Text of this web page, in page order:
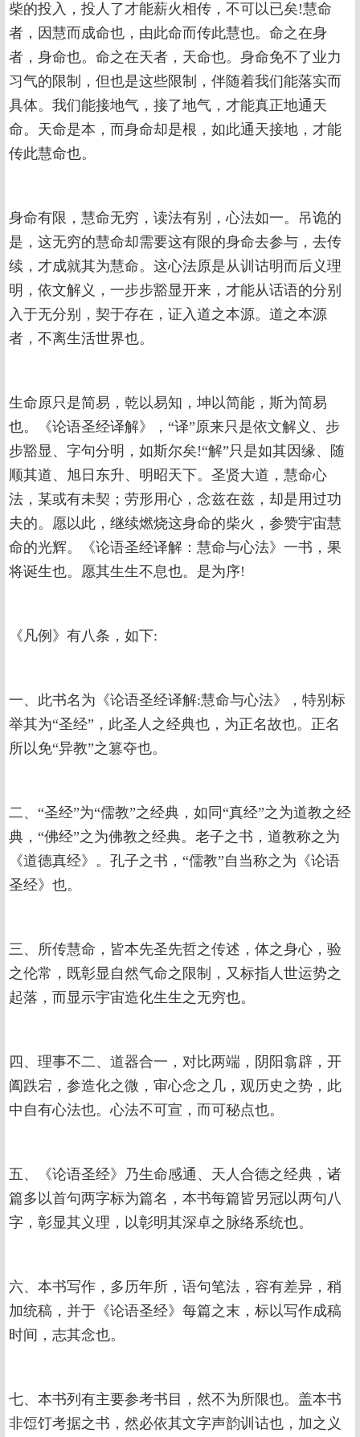
柴的投入，投人了才能薪火相传，不可以已矣!慧命
者，因慧而成命也，由此命而传此慧也。命之在身
者，身命也。命之在天者，天命也。身命免不了业力
习气的限制，但也是这些限制，伴随着我们能落实而
具体。我们能接地气，接了地气，才能真正地通天
命。天命是本，而身命却是根，如此通天接地，才能
传此慧命也。
身命有限，慧命无穷，读法有别，心法如一。吊诡的
是，这无穷的慧命却需要这有限的身命去参与，去传
续，才成就其为慧命。这心法原是从训诂明而后义理
明，依文解义，一步步豁显开来，才能从话语的分别
入于无分别，契于存在，证入道之本源。道之本源
者，不离生活世界也。
生命原只是简易，乾以易知，坤以简能，斯为简易
也。《论语圣经译解》，“译”原来只是依文解义、步
步豁显、字句分明，如斯尔矣!“解”只是如其因缘、随
顺其道、旭日东升、明昭天下。圣贤大道，慧命心
法，某或有未契；劳形用心，念兹在兹，却是用过功
夫的。愿以此，继续燃烧这身命的柴火，参赞宇宙慧
命的光辉。《论语圣经译解：慧命与心法》一书，果
将诞生也。愿其生生不息也。是为序!
《凡例》有八条，如下:
一、此书名为《论语圣经译解:慧命与心法》，特别标
举其为“圣经”，此圣人之经典也，为正名故也。正名
所以免“异教”之篡夺也。
二、“圣经”为“儒教”之经典，如同“真经”之为道教之经
典，“佛经”之为佛教之经典。老子之书，道教称之为
《道德真经》。孔子之书，“儒教”自当称之为《论语
圣经》也。
三、所传慧命，皆本先圣先哲之传述，体之身心，验
之伦常，既彰显自然气命之限制，又标指人世运势之
起落，而显示宇宙造化生生之无穷也。
四、理事不二、道器合一，对比两端，阴阳翕辟，开
阖跌宕，参造化之微，审心念之几，观历史之势，此
中自有心法也。心法不可宣，而可秘点也。
五、《论语圣经》乃生命感通、天人合德之经典，诸
篇多以首句两字标为篇名，本书每篇皆另冠以两句八
字，彰显其义理，以彰明其深卓之脉络系统也。
六、本书写作，多历年所，语句笔法，容有差异，稍
加统稿，并于《论语圣经》每篇之末，标以写作成稿
时间，志其念也。
七、本书列有主要参考书目，然不为所限也。盖本书
非饾饤考据之书，然必依其文字声韵训诂也，加之义